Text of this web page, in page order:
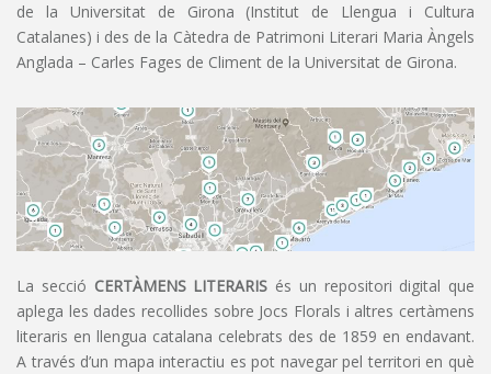
de la Universitat de Girona (Institut de Llengua i Cultura
Catalanes) i des de la Càtedra de Patrimoni Literari Maria Àngels
Anglada – Carles Fages de Climent de la Universitat de Girona.
La secció CERTÀMENS LITERARIS és un repositori digital que
aplega les dades recollides sobre Jocs Florals i altres certàmens
literaris en llengua catalana celebrats des de 1859 en endavant.
A través d’un mapa interactiu es pot navegar pel territori en què